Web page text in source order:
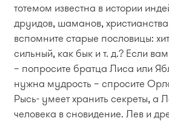
тотемом известна в истории
друидов, шаманов,
вспомните старые пословицы:
сильный, как бык и т. д.? Если
– попросите братца Лиса или
нужна мудрость – спросите
Рысь- умеет хранить секреты, а
человека в сновидение. Лев и